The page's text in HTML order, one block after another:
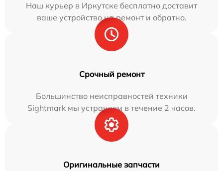
Наш курьер в Иркутске бесплатно доставит
ваше устройство на ремонт и обратно.
Срочный ремонт
Большинство неисправностей техники
Sightmark мы устраняем в течение 2 часов.
Оригинальные запчасти